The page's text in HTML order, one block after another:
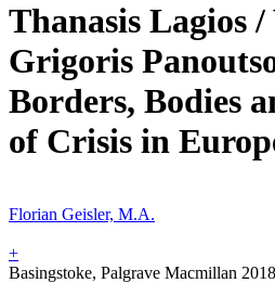
Thanasis Lagios
Grigoris
Borders, Bodies
of Crisis in
Florian Geisler, M.A.
+
Basingstoke, Palgrave Macmillan 2018